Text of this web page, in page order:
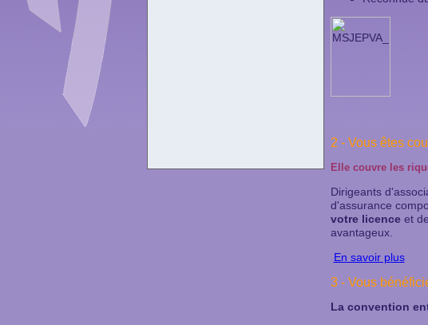
2 - Vous êtes
Elle couvre les
Dirigeants
d'assurance
votre licence et
avantageux.
En savoir plus
3 - Vous
La convention